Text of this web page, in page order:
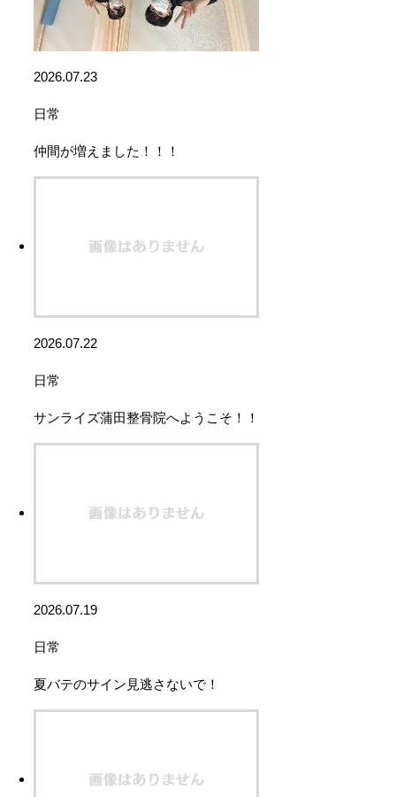
2026.07.23
日常
仲間が増えました！！！
2026.07.22
日常
サンライズ蒲田整骨院へようこそ！！
2026.07.19
日常
夏バテのサイン見逃さないで！